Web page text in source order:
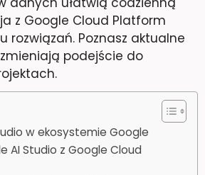
z Google Cloud Platform
rozwiązań. Poznasz aktualne
podejście do
w ekosystemie Google
AI Studio z Google Cloud